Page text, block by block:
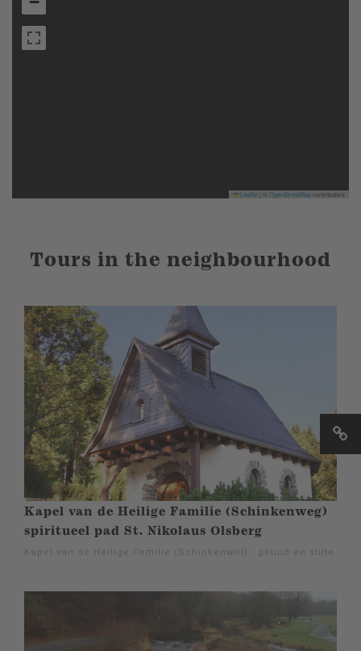
Leaflet OpenStreetMapcontributors
Tours in the neighbourhood
Kapel van de Heilige Familie (Schinkenweg)
spiritueel pad St. Nikolaus Olsberg
Kapel van de Heilige Familie (Schinkenwirt) - geluid en stilte